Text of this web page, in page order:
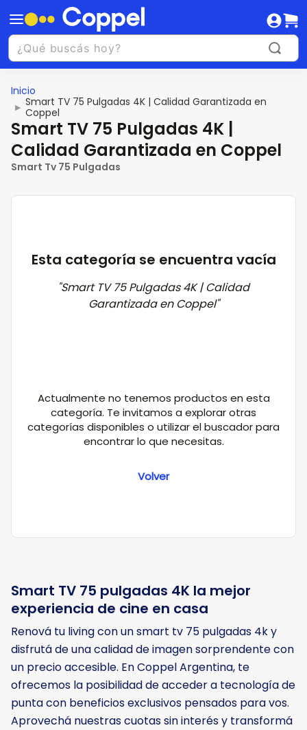
Inicio
▶ Smart TV 75 Pulgadas 4K | Calidad Garantizada en
Coppel
Smart TV 75 Pulgadas 4K |
Calidad Garantizada en Coppel
Smart Tv 75 Pulgadas
Esta categoría se encuentra vacía
"Smart TV 75 Pulgadas 4K | Calidad
Garantizada en Coppel"
Actualmente no tenemos productos en esta
categoría. Te invitamos a explorar otras
categorías disponibles o utilizar el buscador para
encontrar lo que necesitas.
Volver
Smart TV 75 pulgadas 4K la mejor
experiencia de cine en casa
Renová tu living con un smart tv 75 pulgadas 4k y
disfrutá de una calidad de imagen sorprendente con
un precio accesible. En Coppel Argentina, te
ofrecemos la posibilidad de acceder a tecnología de
punta con beneficios exclusivos pensados para vos.
Aprovechá nuestras cuotas sin interés y transformá